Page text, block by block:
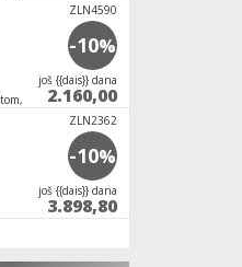
E27, 15W
ZLN4590
-10%
јoš {{dais}} dana
2.160,00
ZLN2362
-10%
јoš {{dais}} dana
3.898,80